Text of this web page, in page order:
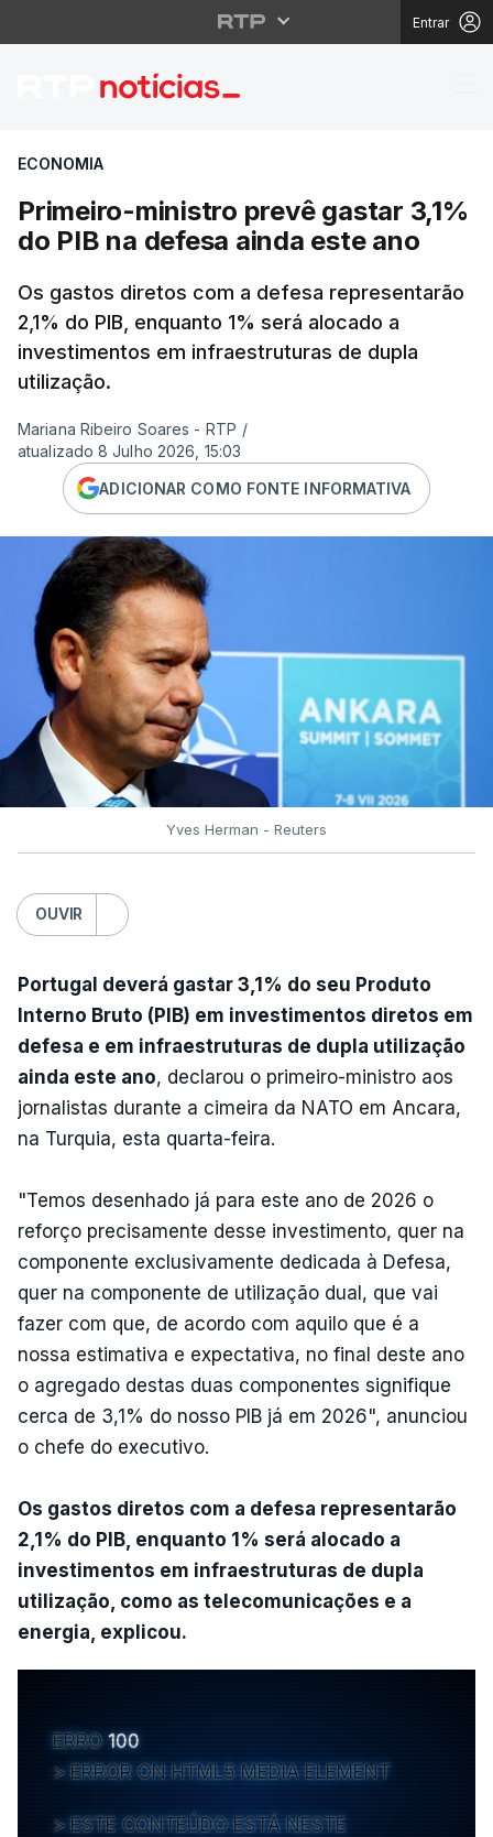
Entrar
Primeiro-ministro
ECONOMIA
Primeiro-ministro prevê gastar 3,1%
do PIB na defesa ainda este ano
Os gastos diretos com a defesa representarão
2,1% do PIB, enquanto 1% será alocado a
investimentos em infraestruturas de dupla
utilização.
Mariana Ribeiro Soares - RTP /
atualizado 8 Julho 2026, 15:03
ADICIONAR COMO FONTE INFORMATIVA
Yves Herman - Reuters
OUVIR
Portugal deverá gastar 3,1% do seu Produto
Interno Bruto (PIB) em investimentos diretos em
defesa e em infraestruturas de dupla utilização
ainda este ano, declarou o primeiro-ministro aos
jornalistas durante a cimeira da NATO em Ancara,
na Turquia, esta quarta-feira.
"Temos desenhado já para este ano de 2026 o
reforço precisamente desse investimento, quer na
componente exclusivamente dedicada à Defesa,
quer na componente de utilização dual, que vai
fazer com que, de acordo com aquilo que é a
nossa estimativa e expectativa, no final deste ano
o agregado destas duas componentes signifique
cerca de 3,1% do nosso PIB já em 2026", anunciou
o chefe do executivo.
Os gastos diretos com a defesa representarão
2,1% do PIB, enquanto 1% será alocado a
investimentos em infraestruturas de dupla
utilização, como as telecomunicações e a
energia, explicou.
ERRO 100
ERROR ON HTML5 MEDIA ELEMENT
ESTE CONTEÚDO ESTÁ NESTE